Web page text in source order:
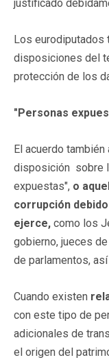
justificado
Los eurodiputados
disposiciones del
protección de los
"Personas
El acuerdo
disposición sobre
expuestas", o
corrupción
ejerce, como los
gobierno, jueces
de parlamentos,
Cuando existen
con este tipo de
adicionales de
el origen del